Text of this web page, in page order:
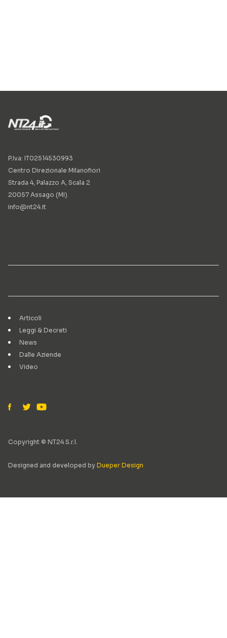
P.Iva: IT02514530993
Centro Direzionale Milanofiori
Strada 4, Palazzo A, Scala 2
20057 Assago (MI)
info@nt24.it
Articoli
Leggi & Decreti
News
Dalle Aziende
Video
Copyright © NT24 S.r.l.
Designed and developed by Dueper Design